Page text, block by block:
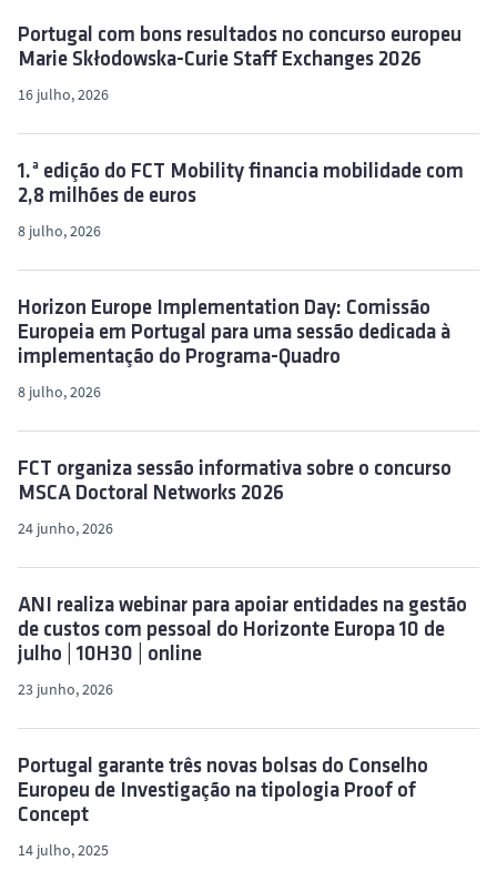
Portugal com bons resultados no concurso europeu
Marie Skłodowska-Curie Staff Exchanges 2026
16 julho, 2026
1.ª edição do FCT Mobility financia mobilidade com
2,8 milhões de euros
8 julho, 2026
Horizon Europe Implementation Day: Comissão
Europeia em Portugal para uma sessão dedicada à
implementação do Programa-Quadro
8 julho, 2026
FCT organiza sessão informativa sobre o concurso
MSCA Doctoral Networks 2026
24 junho, 2026
ANI realiza webinar para apoiar entidades na gestão
de custos com pessoal do Horizonte Europa 10 de
julho | 10H30 | online
23 junho, 2026
Portugal garante três novas bolsas do Conselho
Europeu de Investigação na tipologia Proof of
Concept
14 julho, 2025